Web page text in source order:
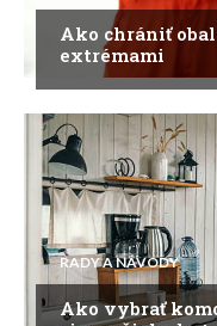
Ako chrániť
extrémami
RADY A NÁVODY
Ako vybrať